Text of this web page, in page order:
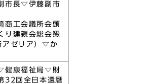
市長▽伊藤副市
商工会議所会頭
建親会総会懇
アゼリア）▽か
健康福祉局▽財
32回全日本還暦